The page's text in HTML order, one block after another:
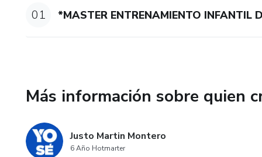
dónde puedes conseguirlos y
01 *MASTER ENTRENAMIENTO INFANTIL
Más información sobre quien
Justo Martin Montero
6 Año Hotmarter